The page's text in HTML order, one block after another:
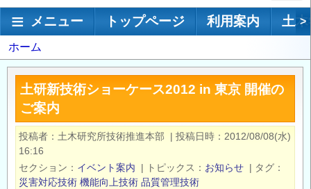
ン
移
索
メインナビゲーション
メニュー トップページ 利用案内 土 >
パ
ン
ホーム
土研新技術ショーケース2012 in 東京 開催の
ご案内
投稿者 土木研究所技術推進本部 | 投稿日時
2012/08/08(水)
16:16
セクション
イベント案内 | トピックス お知らせ | タグ
災害対応技術 機能向上技術 品質管理技術